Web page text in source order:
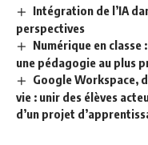
Intégration de l’IA
perspectives
Numérique en classe
une pédagogie au plus
Google Workspace,
vie : unir des élèves
d’un projet